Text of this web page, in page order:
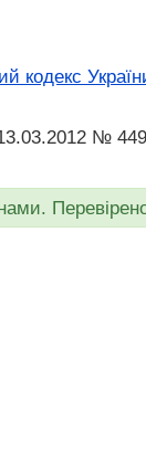
кодекс
№